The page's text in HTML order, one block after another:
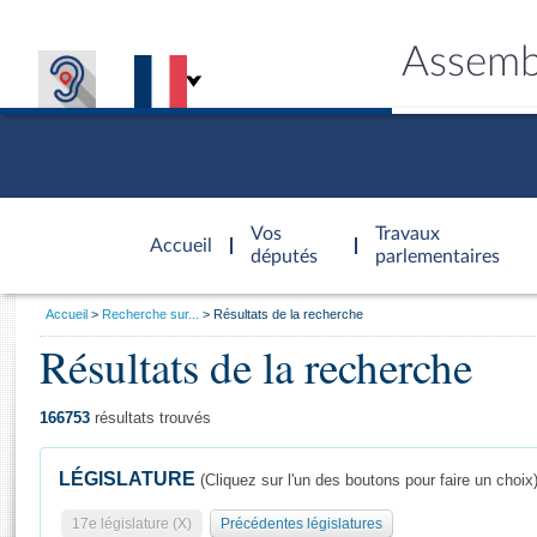
Accueil
d'accueil
Vos
députés
Travaux
parlementaires
Général
Vous
Accueil Recherche sur... Résultats de la recherche
Résultats de la recherche
166753 résultats trouvés
LÉGISLATURE (Cliquez sur l'un des boutons pour faire un choix)
17e législature (X) Précédentes législatures